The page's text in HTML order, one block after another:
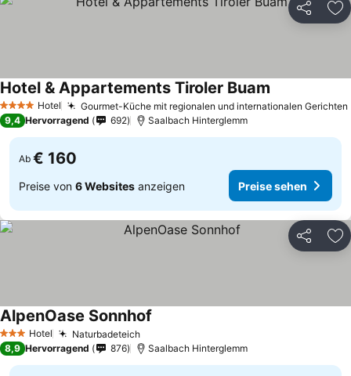
Teilen
4 Sterne Hotel Gourmet-Küche mit regionalen und internationalen Gerichten
Hotel & Appartements Tiroler Buam
9,4 Hervorragend 692 Saalbach Hinterglemm
Ab € 160
Preise von 6 Websites anzeigen Preise sehen
Teilen
3 SterneHotel Naturbadeteich
AlpenOase Sonnhof
8,9 Hervorragend 876 Saalbach Hinterglemm